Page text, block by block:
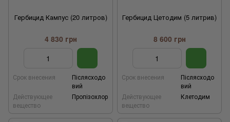
Гербицид Кампус (20 литров)
4 830 грн
Срок внесения
Післясходо
вий
Действующее
вещество
Пропізохлор
Гербицид Цетодим (5 литрив)
8 600 грн
Срок внесения
Післясходо
вий
Действующее
вещество
Клетодим